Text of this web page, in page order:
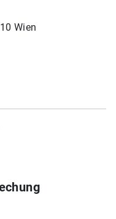
Wien